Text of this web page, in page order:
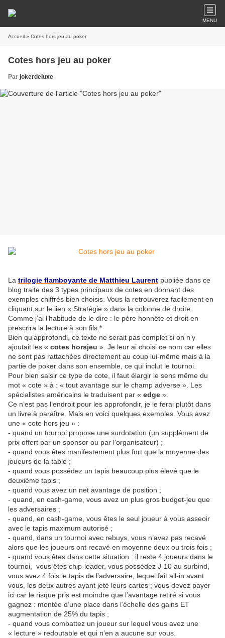
MENU
Accueil » Cotes hors jeu au poker
Cotes hors jeu au poker
Par jokerdeluxe
La trilogie flamboyante de Matthieu Laurent publiée dans ce
blog traite des 3 types principaux de cotes en donnant des
exemples chiffrés bien choisis. Vous la retrouverez facilement en
cliquant sur le lien « Stratégie » dans la colonne de droite.
Comme j’ai l’habitude de le dire : le père honnête et droit en
prescrira la lecture à son fils.*
Bien qu’approfondi, ce texte ne serait pas complet si on n’y
ajoutait les « cotes horsjeu ». Je leur ai choisi ce nom car elles
ne sont pas rattachées directement au coup lui-même mais à la
partie de poker dans son ensemble, ce qui inclut le tournoi.
Pour bien saisir ce type de cote, il faut élargir le sens même du
mot « cote » à : « tout avantage sur le champ adverse ». Les
spécialistes américains le traduisent par « edge ».
Ce n’est pas l’endroit pour les approfondir, je le ferai plutôt dans
un livre à paraître. Mais en voici quelques exemples. Vous avez
une « cote hors jeu » :
- quand un tournoi propose une surdotation (un supplément de
prix offert par un sponsor ou par l’organisateur) ;
- quand vous êtes manifestement plus fort que la moyenne des
joueurs de la table ;
- quand vous possédez un tapis beaucoup plus élevé que le
deuxième tapis ;
- quand vous avez un net avantage de position ;
- quand, en cash-game, vous avez un plus gros budget-jeu que
les adversaires ;
- quand, en cash-game, vous êtes le seul joueur à vous asseoir
avec le tapis maximum autorisé ;
- quand, dans un tournoi avec rebuys, vous n’avez pas recavé
alors que les joueurs ont recavé en moyenne deux ou trois fois ;
- quand vous êtes dans cette situation : il reste 4 joueurs dans le
tournoi, vous êtes chip-leader, vous possédez J-10 au surbind,
vous avez 4 fois le tapis de l’adversaire, lequel fait all-in avant
vous, les deux autres ayant jeté leurs cartes ; vous devez payer
ici car le risque pris est moindre que l’avantage retiré si vous
gagnez : montée d’une place dans l’échelle des gains ET
augmentation de 25% du tapis ;
- quand vous combattez un joueur sur lequel vous avez une
« lecture » redoutable et qui n’en a aucune sur vous.